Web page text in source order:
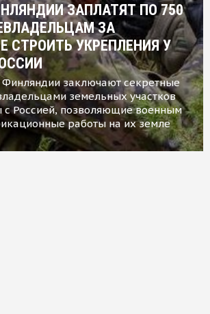
ЗАПЛАТЯТ ПО 750
ЗА
СТРОИТЬ УКРЕПЛЕНИЯ У
заключают секретные
земельных участков
с Россией, позволяющие военным
работы на их земле